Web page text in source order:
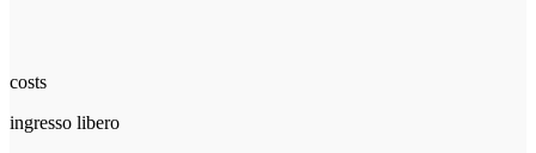
costs
ingresso libero